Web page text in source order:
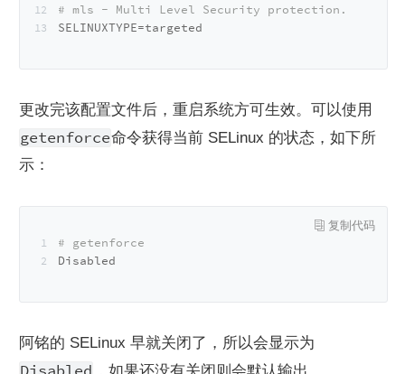
# mls - Multi Level Security protection.
SELINUXTYPE=targeted
更改完该配置文件后，重启系统方可生效。可以使用
getenforce命令获得当前 SELinux 的状态，如下所
示：
# getenforce
Disabled
阿铭的 SELinux 早就关闭了，所以会显示为